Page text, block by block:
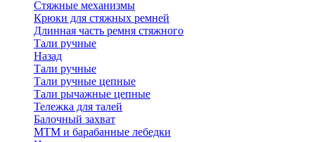
Стяжные механизмы
Крюки для стяжных ремней
Длинная часть ремня стяжного
Тали ручные
Назад
Тали ручные
Тали ручные цепные
Тали рычажные цепные
Тележка для талей
Балочный захват
МТМ и барабанные лебедки